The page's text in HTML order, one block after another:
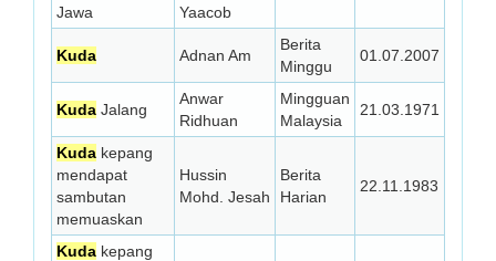
Jawa
Yaacob
Kuda Adnan Am
Berita
Minggu
01.07.2007
Kuda Jalang
Anwar
Ridhuan
Mingguan
Malaysia
21.03.1971
Kuda kepang
mendapat
sambutan
memuaskan
Hussin
Mohd. Jesah
Berita
Harian
22.11.1983
Kuda kepang